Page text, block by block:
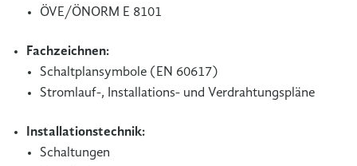
ÖVE/ÖNORM E 8101
Fachzeichnen:
Schaltplansymbole (EN 60617)
Strom­lauf-, Installations- und Verdrahtungspläne
Installationstechnik:
Schaltungen